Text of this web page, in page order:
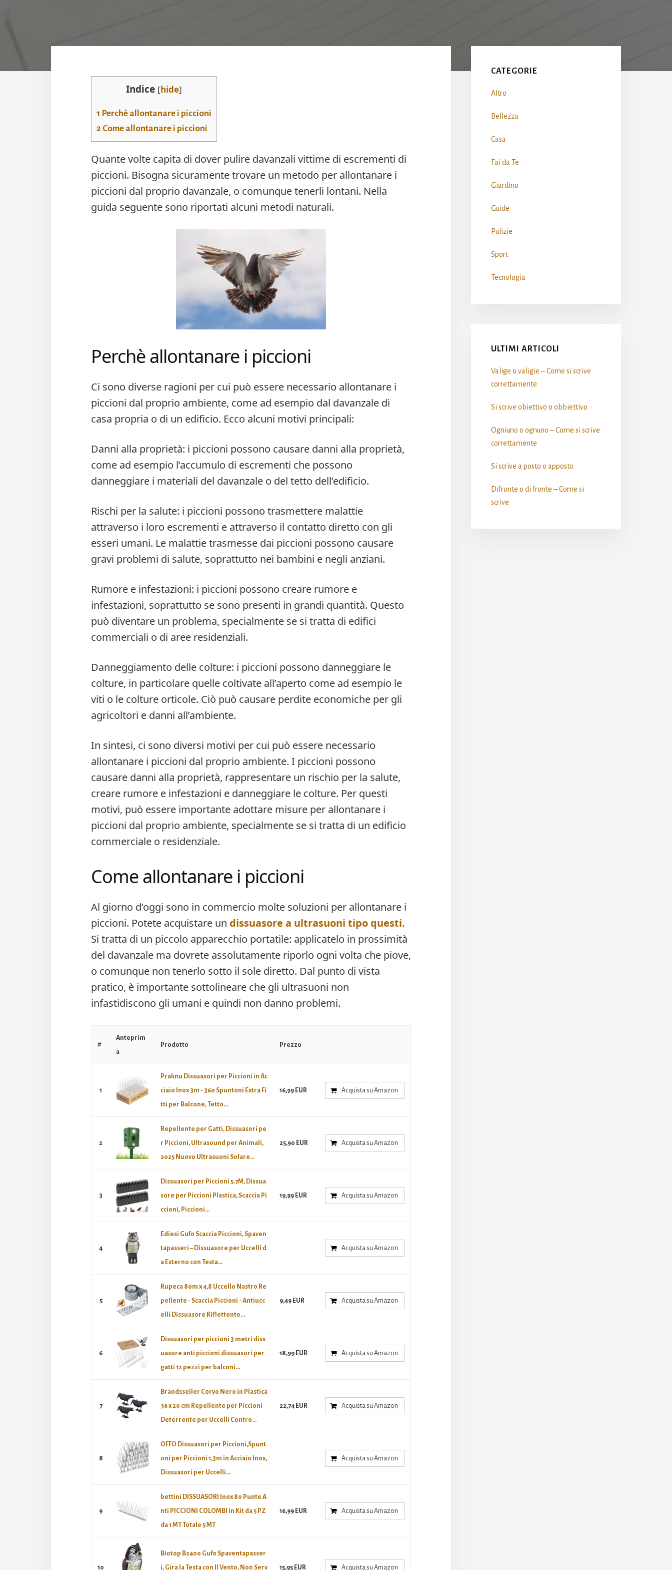
Indice [hide]
1 Perchè allontanare i piccioni
2 Come allontanare i piccioni
Quante volte capita di dover pulire davanzali vittime di escrementi di
piccioni. Bisogna sicuramente trovare un metodo per allontanare i
piccioni dal proprio davanzale, o comunque tenerli lontani. Nella
guida seguente sono riportati alcuni metodi naturali.
Perchè allontanare i piccioni
Ci sono diverse ragioni per cui può essere necessario allontanare i
piccioni dal proprio ambiente, come ad esempio dal davanzale di
casa propria o di un edificio. Ecco alcuni motivi principali:
Danni alla proprietà: i piccioni possono causare danni alla proprietà,
come ad esempio l’accumulo di escrementi che possono
danneggiare i materiali del davanzale o del tetto dell’edificio.
Rischi per la salute: i piccioni possono trasmettere malattie
attraverso i loro escrementi e attraverso il contatto diretto con gli
esseri umani. Le malattie trasmesse dai piccioni possono causare
gravi problemi di salute, soprattutto nei bambini e negli anziani.
Rumore e infestazioni: i piccioni possono creare rumore e
infestazioni, soprattutto se sono presenti in grandi quantità. Questo
può diventare un problema, specialmente se si tratta di edifici
commerciali o di aree residenziali.
Danneggiamento delle colture: i piccioni possono danneggiare le
colture, in particolare quelle coltivate all’aperto come ad esempio le
viti o le colture orticole. Ciò può causare perdite economiche per gli
agricoltori e danni all’ambiente.
In sintesi, ci sono diversi motivi per cui può essere necessario
allontanare i piccioni dal proprio ambiente. I piccioni possono
causare danni alla proprietà, rappresentare un rischio per la salute,
creare rumore e infestazioni e danneggiare le colture. Per questi
motivi, può essere importante adottare misure per allontanare i
piccioni dal proprio ambiente, specialmente se si tratta di un edificio
commerciale o residenziale.
Come allontanare i piccioni
Al giorno d’oggi sono in commercio molte soluzioni per allontanare i
piccioni. Potete acquistare un dissuasore a ultrasuoni tipo questi.
Si tratta di un piccolo apparecchio portatile: applicatelo in prossimità
del davanzale ma dovrete assolutamente riporlo ogni volta che piove,
o comunque non tenerlo sotto il sole diretto. Dal punto di vista
pratico, è importante sottolineare che gli ultrasuoni non
infastidiscono gli umani e quindi non danno problemi.
#
Anteprim
a
Prodotto Prezzo
1
Praknu Dissuasori per Piccioni in Ac
ciaio Inox 3m - 360 Spuntoni Extra Fi
tti per Balcone, Tetto...
16,99 EUR Acquista su Amazon
2
Repellente per Gatti, Dissuasori pe
r Piccioni, Ultrasound per Animali,
2025 Nuovo Ultrasuoni Solare...
25,90 EUR Acquista su Amazon
3
Dissuasori per Piccioni 5.7M, Dissua
sore per Piccioni Plastica, Scaccia Pi
ccioni, Piccioni...
19,99 EUR Acquista su Amazon
4
Ediesi Gufo Scaccia Piccioni, Spaven
tapasseri – Dissuasore per Uccelli d
a Esterno con Testa...
Acquista su Amazon
5
Rupeca 80m x 4,8 Uccello Nastro Re
pellente - Scaccia Piccioni - Antiucc
elli Dissuasore Riflettente...
9,49 EUR Acquista su Amazon
6
Dissuasori per piccioni 3 metri diss
uasore anti piccioni dissuasori per
gatti 12 pezzi per balconi...
18,99 EUR Acquista su Amazon
7
Brandsseller Corvo Nero in Plastica
36 x 20 cm Repellente per Piccioni
Deterrente per Uccelli Contro...
22,74 EUR Acquista su Amazon
8
OFFO Dissuasori per Piccioni,Spunt
oni per Piccioni 1,3m in Acciaio Inox,
Dissuasori per Uccelli...
Acquista su Amazon
9
bettini DISSUASORI Inox 80 Punte A
nti PICCIONI COLOMBI in Kit da 5 PZ
da 1 MT Totale 5 MT
16,99 EUR Acquista su Amazon
10
Biotop B2400 Gufo Spaventapasser
i, Gira la Testa con Il Vento, Non Serv
15,95 EUR Acquista su Amazon
Sidebar
CATEGORIE
Altro
Bellezza
Casa
Fai da Te
Giardino
Guide
Pulizie
Sport
Tecnologia
ULTIMI ARTICOLI
Valige o valigie – Come si scrive​
correttamente
Si scrive obiettivo o obbiettivo​
Ogniuno o ognuno – Come si scrive​
correttamente
Si scrive a posto o apposto​
Difronte o di fronte – Come si
scrive​